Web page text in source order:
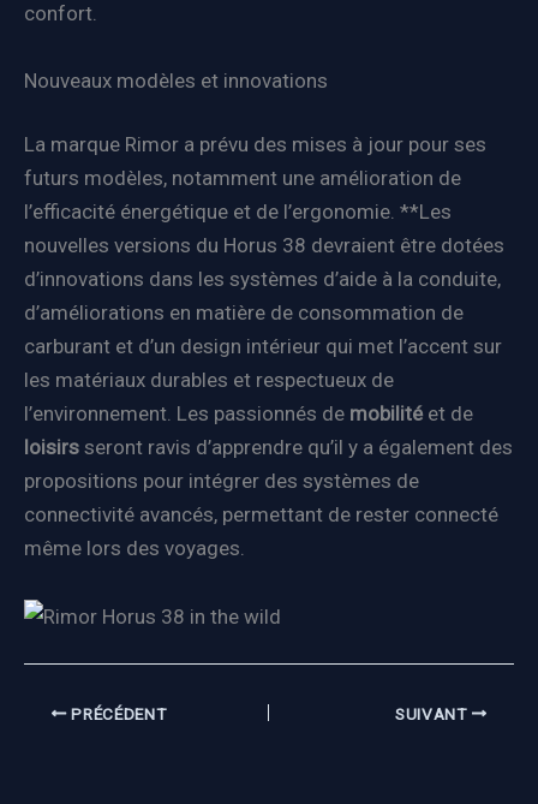
confort.
Nouveaux modèles et innovations
La marque Rimor a prévu des mises à jour pour ses
futurs modèles, notamment une amélioration de
l’efficacité énergétique et de l’ergonomie. **Les
nouvelles versions du Horus 38 devraient être dotées
d’innovations dans les systèmes d’aide à la conduite,
d’améliorations en matière de consommation de
carburant et d’un design intérieur qui met l’accent sur
les matériaux durables et respectueux de
l’environnement. Les passionnés de mobilitéet de
loisirs seront ravis d’apprendre qu’il y a également des
propositions pour intégrer des systèmes de
connectivité avancés, permettant de rester connecté
même lors des voyages.
PRÉCÉDENT SUIVANT